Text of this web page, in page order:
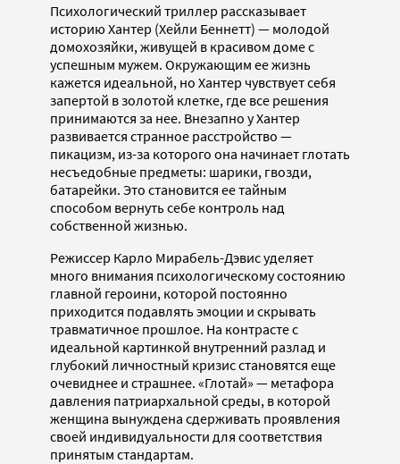
Психологический триллер рассказывает
историю Хантер (Хейли Беннетт) — молодой
домохозяйки, живущей в красивом доме с
успешным мужем. Окружающим ее жизнь
кажется идеальной, но Хантер чувствует себя
запертой в золотой клетке, где все решения
принимаются за нее. Внезапно у Хантер
развивается странное расстройство —
пикацизм, из-за которого она начинает глотать
несъедобные предметы: шарики, гвозди,
батарейки. Это становится ее тайным
способом вернуть себе контроль над
собственной жизнью.
Режиссер Карло Мирабель-Дэвис уделяет
много внимания психологическому состоянию
главной героини, которой постоянно
приходится подавлять эмоции и скрывать
травматичное прошлое. На контрасте с
идеальной картинкой внутренний разлад и
глубокий личностный кризис становятся еще
очевиднее и страшнее. «Глотай» — метафора
давления патриархальной среды, в которой
женщина вынуждена сдерживать проявления
своей индивидуальности для соответствия
принятым стандартам.